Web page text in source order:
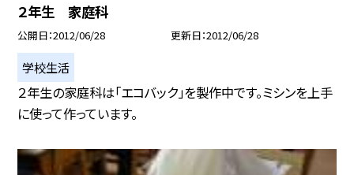
２年生 家庭科
公開日 2012/06/28 更新日 2012/06/28
学校生活
２年生の家庭科は「エコバック」を製作中です。ミシンを上手
に使って作っています。